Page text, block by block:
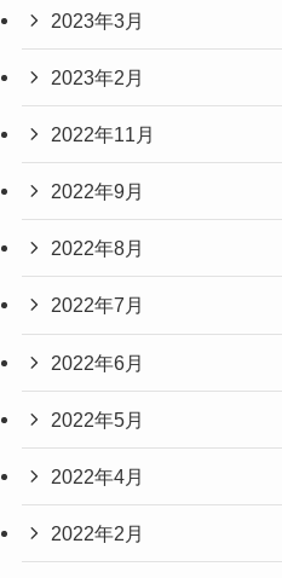
2023年3月
2023年2月
2022年11月
2022年9月
2022年8月
2022年7月
2022年6月
2022年5月
2022年4月
2022年2月